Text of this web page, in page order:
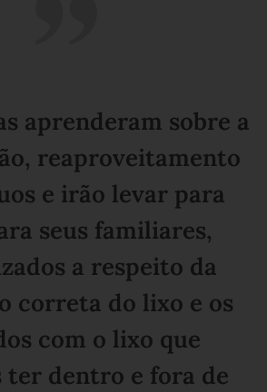
aprenderam sobre a
reaproveitamento
e irão levar para
seus familiares,
a respeito da
correta do lixo e os
com o lixo que
ter dentro e fora de